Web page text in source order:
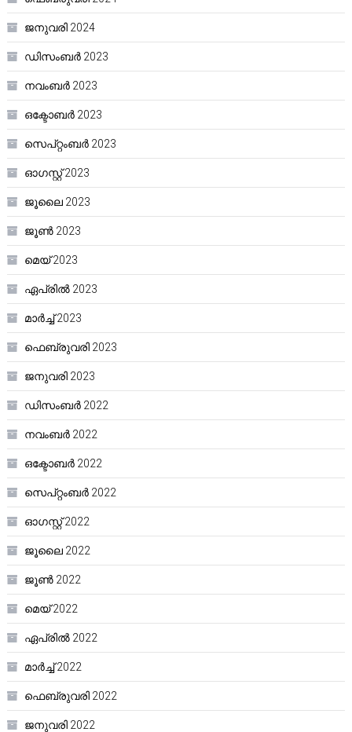
ജനുവരി 2024
ഡിസംബർ 2023
നവംബർ 2023
ഒക്ടോബർ 2023
സെപ്റ്റംബർ 2023
ഓഗസ്റ്റ്‌ 2023
ജൂലൈ 2023
ജൂൺ 2023
മെയ്‌ 2023
ഏപ്രിൽ 2023
മാർച്ച്‌ 2023
ഫെബ്രുവരി 2023
ജനുവരി 2023
ഡിസംബർ 2022
നവംബർ 2022
ഒക്ടോബർ 2022
സെപ്റ്റംബർ 2022
ഓഗസ്റ്റ്‌ 2022
ജൂലൈ 2022
ജൂൺ 2022
മെയ്‌ 2022
ഏപ്രിൽ 2022
മാർച്ച്‌ 2022
ഫെബ്രുവരി 2022
ജനുവരി 2022